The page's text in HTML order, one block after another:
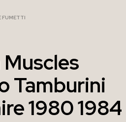
FUMETTI
Tamburini
1980 1984